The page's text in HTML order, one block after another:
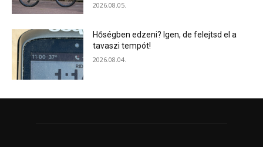
2026.08.05.
Hőségben edzeni? Igen, de felejtsd el a
tavaszi tempót!
2026.08.04.